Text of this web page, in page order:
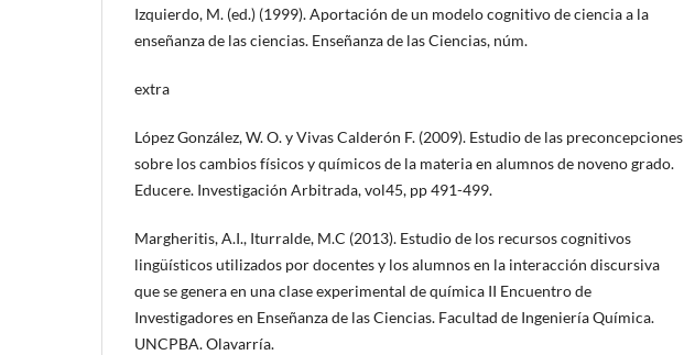
Izquierdo, M. (ed.) (1999). Aportación de un modelo cognitivo de ciencia a la
enseñanza de las ciencias. Enseñanza de las Ciencias, núm.
extra
López González, W. O. y Vivas Calderón F. (2009). Estudio de las preconcepciones
sobre los cambios físicos y químicos de la materia en alumnos de noveno grado.
Educere. Investigación Arbitrada, vol45, pp 491-499.
Margheritis, A.I., Iturralde, M.C (2013). Estudio de los recursos cognitivos
lingüísticos utilizados por docentes y los alumnos en la interacción discursiva
que se genera en una clase experimental de química II Encuentro de
Investigadores en Enseñanza de las Ciencias. Facultad de Ingeniería Química.
UNCPBA. Olavarría.